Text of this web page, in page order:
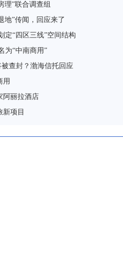
理”联合调查组
地”传闻，回应来了
定“四区三线”空间结构
为“中南商用”
查封？渤海信托回应
用
阿丽拉酒店
新项目